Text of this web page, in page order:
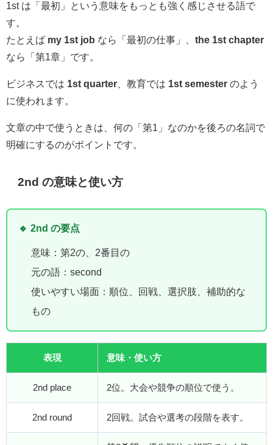
1st は「最初」という意味をもっとも強く感じさせる語で
す。
たとえば my 1st job なら「最初の仕事」、 the 1st chapter
なら「第1章」です。
ビジネスでは 1st quarter 、教育では 1st semester のよう
に使われます。
文章の中で使うときは、何の「第1」なのかを後ろの名詞で
明確にするのがポイントです。
2nd の意味と使い方
🔹 2nd の要点
意味：第2の、2番目の
元の語：second
使いやすい場面：順位、回戦、選択肢、補助的な
もの
表現 意味・使い方
2nd place 2位。大会や競争の順位で使う。
2nd round 2回戦。試合や選考の段階を表す。